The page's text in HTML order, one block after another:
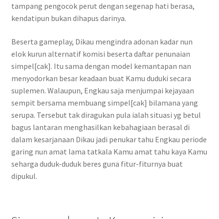
tampang pengocok perut dengan segenap hati berasa,
kendatipun bukan dihapus darinya.
Beserta gameplay, Dikau mengindra adonan kadar nun
elok kurun alternatif komisi beserta daftar penunaian
simpel[cak]. Itu sama dengan model kemantapan nan
menyodorkan besar keadaan buat Kamu duduki secara
suplemen. Walaupun, Engkau saja menjumpai kejayaan
sempit bersama membuang simpel[cak] bilamana yang
serupa. Tersebut tak diragukan pula ialah situasi yg betul
bagus lantaran menghasilkan kebahagiaan berasal di
dalam kesarjanaan Dikau jadi penukar tahu Engkau periode
garing nun amat lama tatkala Kamu amat tahu kaya Kamu
seharga duduk-duduk beres guna fitur-fiturnya buat
dipukul.